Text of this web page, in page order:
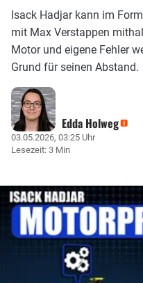
Isack Hadjar kann im
mit Max Verstappen
Motor und eigene Fehler
Grund für seinen Abstand.
Edda Holweg
03.05.2026, 03:25 Uhr
Lesezeit: 3 Min